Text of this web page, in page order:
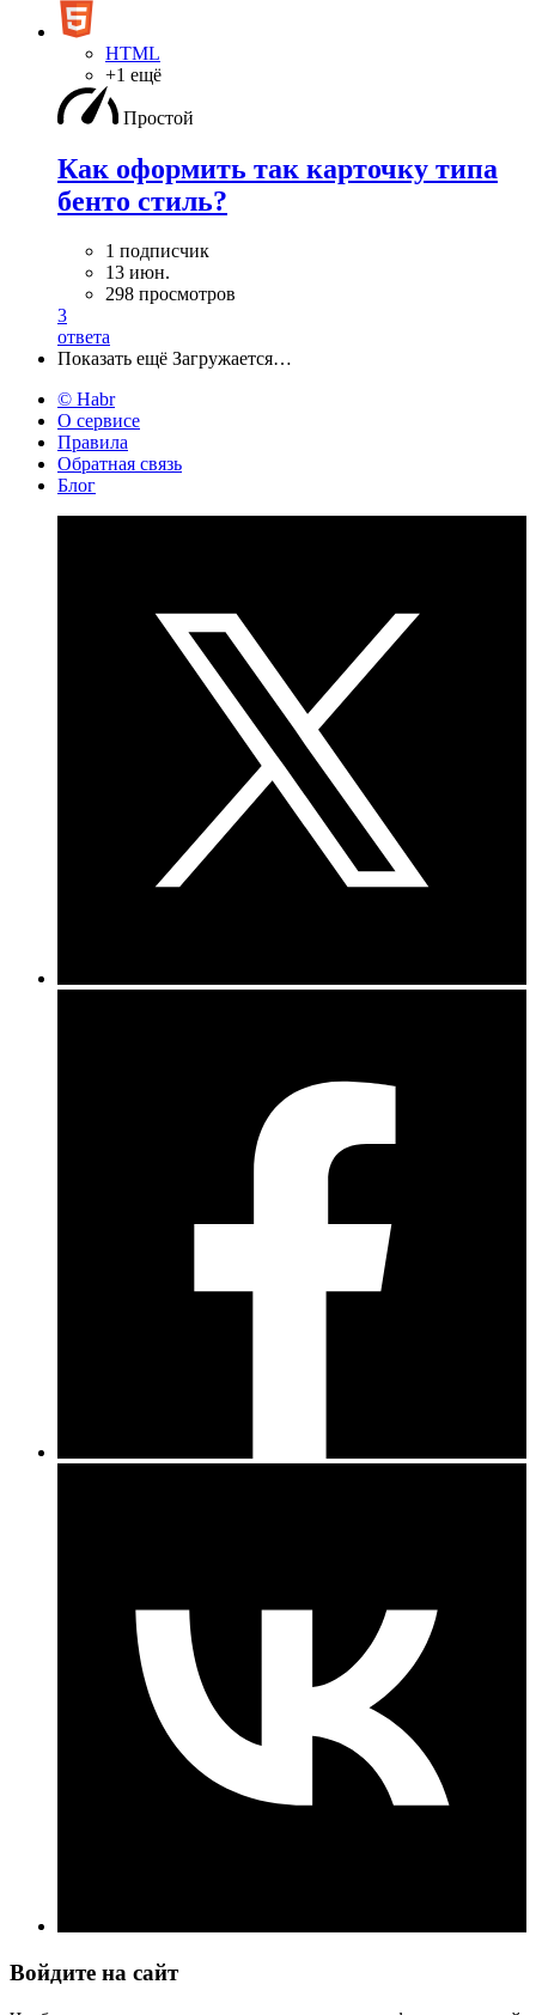
HTML
+1 ещё
Простой
Как оформить так карточку типа
бенто стиль?
1 подписчик
13 июн.
298 просмотров
3
ответа
Показать ещё Загружается…
© Habr
О сервисе
Правила
Обратная связь
Блог
Войдите на сайт